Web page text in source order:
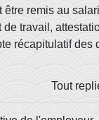
être remis au
de travail,
récapitulatif des
Tout